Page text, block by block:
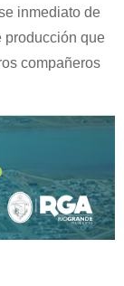
inmediato de
producción que
compañeros